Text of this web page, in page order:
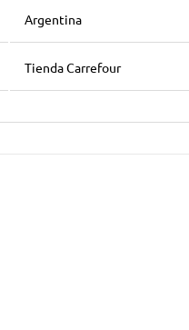
Argentina
Tienda Carrefour